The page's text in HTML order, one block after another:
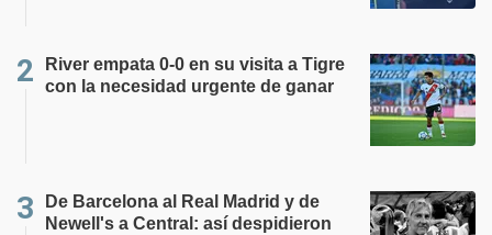
River empata 0-0 en su visita a Tigre
con la necesidad urgente de ganar
De Barcelona al Real Madrid y de
Newell's a Central: así despidieron